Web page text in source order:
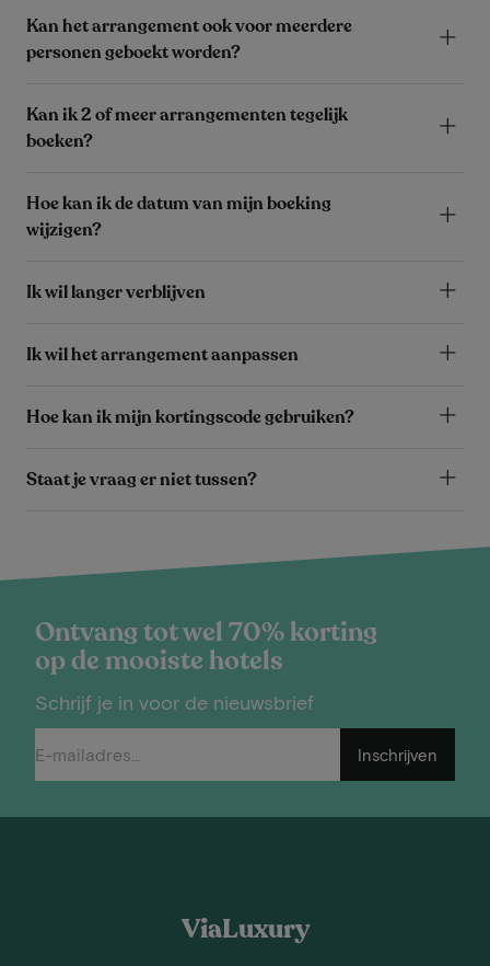
Kan het arrangement ook voor meerdere
personen geboekt worden?
Kan ik 2 of meer arrangementen tegelijk
boeken?
Hoe kan ik de datum van mijn boeking
wijzigen?
Ik wil langer verblijven
Ik wil het arrangement aanpassen
Hoe kan ik mijn kortingscode gebruiken?
Staat je vraag er niet tussen?
Ontvang tot wel 70% korting
op de mooiste hotels
Schrijf je in voor de nieuwsbrief
Inschrijven
ViaLuxury